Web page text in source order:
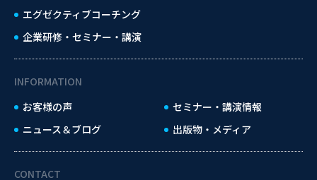
エグゼクティブコーチング
企業研修・セミナー・講演
INFORMATION
お客様の声
セミナー・講演情報
ニュース＆ブログ
出版物・メディア
CONTACT